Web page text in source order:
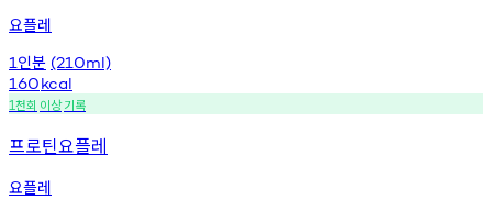
요플레
1 인분 (210ml)
160kcal
1천회 이상기록
프로틴요플레
요플레